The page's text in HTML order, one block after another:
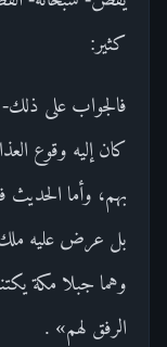
كثير:
فالجواب على ذلك-
كان إليه وقوع
بهم، وأما الحديث
بل عرض عليه ملك
وهما جبلا مكة
الرفق لهم» .